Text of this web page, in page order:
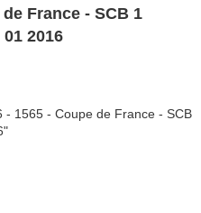
France - SCB 1
2016